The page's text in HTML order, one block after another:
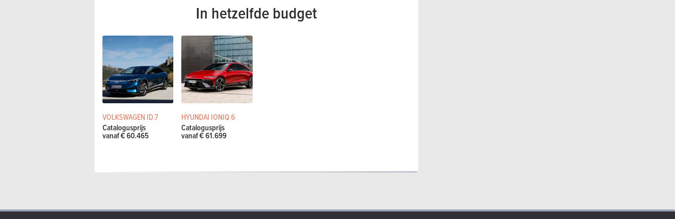
In hetzelfde budget
VOLKSWAGEN ID.7
Catalogusprijs
vanaf € 60.465
HYUNDAI IONIQ 6
Catalogusprijs
vanaf € 61.699